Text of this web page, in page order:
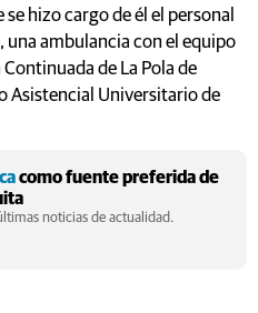
se hizo cargo de él el personal
una ambulancia con el equipo
de La Pola de
Asistencial Universitario de
como fuente preferida de
noticias de actualidad.